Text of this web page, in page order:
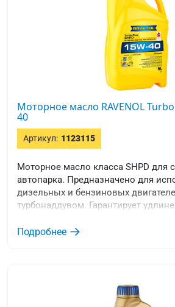
Моторное масло RAVENOL
40
Артикул: 1123115
Моторное масло класса SHPD для
автопарка. Предназначено для
дизельных и бензиновых
турбонаддувом. Гарантирует
Подробнее